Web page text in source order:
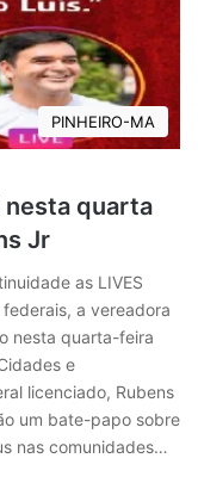
PINHEIRO-MA
nesta quarta
Jr
as LIVES
a vereadora
nesta quarta-feira
e
licenciado, Rubens
um bate-papo sobre
nas comunidades…